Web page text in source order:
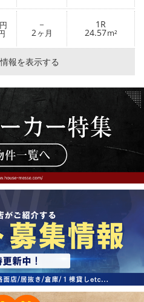
－
2ヶ月
1R
24.57m²
報を表示する